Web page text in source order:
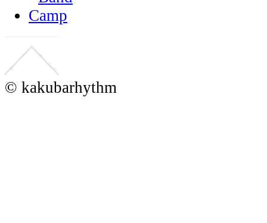
© kakubarhythm